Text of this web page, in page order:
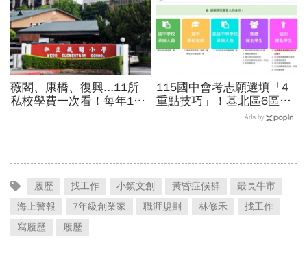
薇閣、康橋、復興...11所
私校學費一次看！每年100
115國中會考志願選填「4
重點技巧」！基北區6區落
點預估、選填志願程序、積
Ads by
履歷 找工作 小鎮文創 黃昏症候群
最長牛市
海上警報
7年級創業家 職涯規劃 林修禾
找工作
寫履歷
履歷